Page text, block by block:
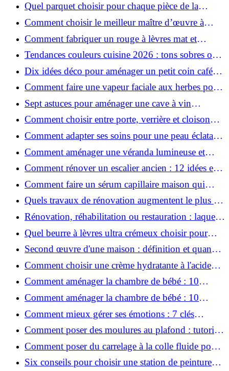
Quel parquet choisir pour chaque pièce de la
maison ?
Comment choisir le meilleur maître d’œuvre à
Grenoble en 2026 ?
Comment fabriquer un rouge à lèvres mat et
hydratant fait maison ?
Tendances couleurs cuisine 2026 : tons sobres ou
colorés, que choisir ?
Dix idées déco pour aménager un petit coin café
chez soi
Comment faire une vapeur faciale aux herbes pour
une peau plus saine et rajeunie ?
Sept astuces pour aménager une cave à vin
naturelle chez soi
Comment choisir entre porte, verrière et cloison
coulissante pour séparer vos pièces ?
Comment adapter ses soins pour une peau éclatante
en hiver ?
Comment aménager une véranda lumineuse et
conviviale : 12 idées déco
Comment rénover un escalier ancien : 12 idées et
astuces faciles pas à pas
Comment faire un sérum capillaire maison qui
stimule réellement la pousse des cheveux ?
Quels travaux de rénovation augmentent le plus la
valeur d'une maison pour la revente ?
Rénovation, réhabilitation ou restauration : laquelle
convient le mieux à mon logement ?
Quel beurre à lèvres ultra crémeux choisir pour
lèvres sèches et gercées?
Second œuvre d'une maison : définition et quand
le réaliser
Comment choisir une crème hydratante à l'acide
hyaluronique et niacinamide ?
Comment aménager la chambre de bébé : 10
conseils sécurité, déco et rangement
Comment aménager la chambre de bébé : 10
conseils sécurité, déco et rangement
Comment mieux gérer ses émotions : 7 clés
pratiques
Comment poser des moulures au plafond : tutoriel
vidéo pas à pas ?
Comment poser du carrelage à la colle fluide pour
un rendu professionnel ?
Six conseils pour choisir une station de peinture